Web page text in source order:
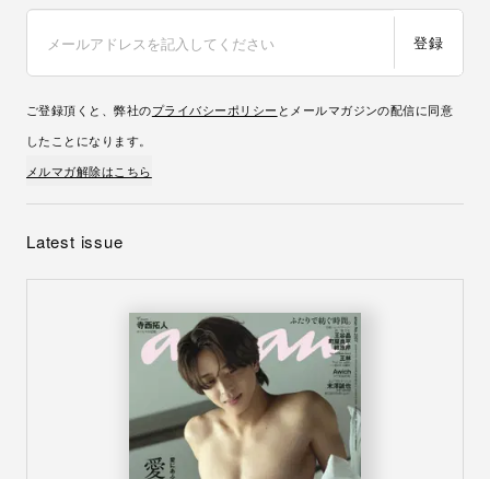
登録
ご登録頂くと、弊社のプライバシーポリシー とメールマガジンの配信に同意
したことになります。
メルマガ解除はこちら
Latest issue